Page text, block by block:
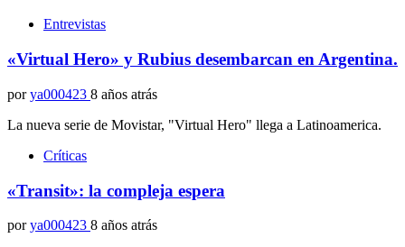
Entrevistas
«Virtual Hero» y Rubius desembarcan en Argentina.
por ya000423 8 años atrás
La nueva serie de Movistar, "Virtual Hero" llega a Latinoamerica.
Críticas
«Transit»: la compleja espera
por ya000423 8 años atrás